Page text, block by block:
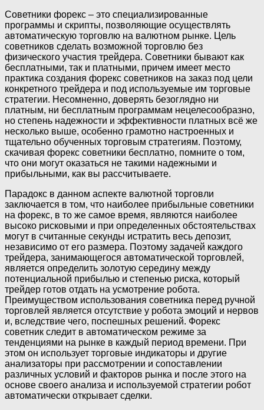
Советники форекс – это специализированные
программы и скрипты, позволяющие осуществлять
автоматическую торговлю на валютном рынке. Цель
советников сделать возможной торговлю без
физического участия трейдера. Советники бывают как
бесплатными, так и платными, причем имеет место
практика создания форекс советников на заказ под цели
конкретного трейдера и под используемые им торговые
стратегии. Несомненно, доверять безоглядно ни
платным, ни бесплатным программам нецелесообразно,
но степень надежности и эффективности платных всё же
несколько выше, особенно грамотно настроенных и
тщательно обученных торговым стратегиям. Поэтому,
скачивая форекс советники бесплатно, помните о том,
что они могут оказаться не такими надежными и
прибыльными, как вы рассчитываете.
Парадокс в данном аспекте валютной торговли
заключается в том, что наиболее прибыльные советники
на форекс, в то же самое время, являются наиболее
высоко рисковыми и при определенных обстоятельствах
могут в считанные секунды истратить весь депозит,
независимо от его размера. Поэтому задачей каждого
трейдера, занимающегося автоматической торговлей,
является определить золотую середину между
потенциальной прибылью и степенью риска, который
трейдер готов отдать на усмотрение робота.
Преимуществом использования советника перед ручной
торговлей является отсутствие у робота эмоций и нервов
и, вследствие чего, поспешных решений. Форекс
советник следит в автоматическом режиме за
тенденциями на рынке в каждый период времени. При
этом он использует торговые индикаторы и другие
анализаторы при рассмотрении и сопоставлении
различных условий и факторов рынка и после этого на
основе своего анализа и используемой стратегии робот
автоматически открывает сделки.